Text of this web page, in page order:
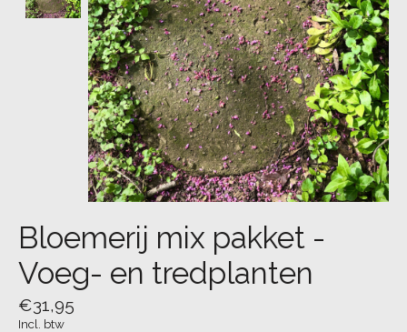
Bloemerij mix pakket -
Voeg- en tredplanten
€31,95
Incl. btw